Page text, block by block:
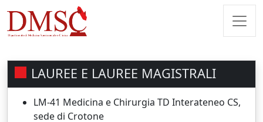
LAUREE E LAUREE MAGISTRALI
LM-41 Medicina e Chirurgia TD Interateneo CS,
sede di Crotone